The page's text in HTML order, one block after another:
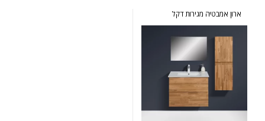
ארון אמבטיה מגירות דקל